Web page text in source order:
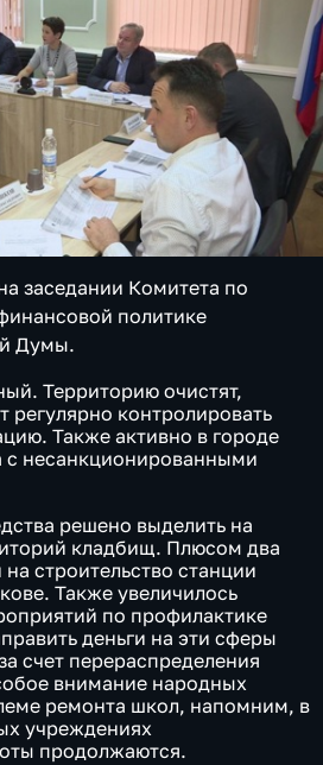
заседании Комитета по
политике
Думы.
Территорию очистят,
регулярно контролировать
Также активно в городе
с несанкционированными
решено выделить на
кладбищ. Плюсом два
строительство станции
Также увеличилось
по профилактике
деньги на эти сферы
счет перераспределения
внимание народных
ремонта школ, напомним, в
учреждениях
продолжаются.